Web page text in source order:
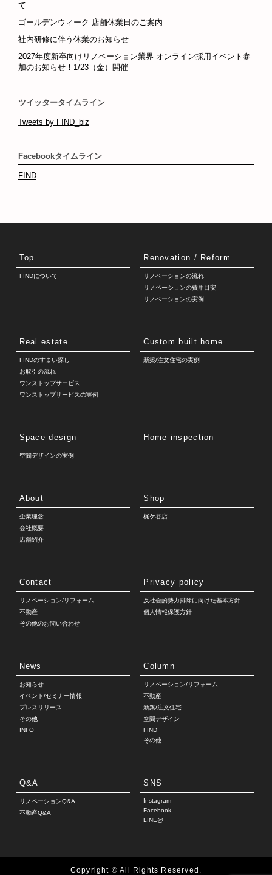
て
ゴールデンウィーク 店舗休業日のご案内
社内研修に伴う休業のお知らせ
2027年度新卒向けリノベーション業界 オンライン採用イベント参
加のお知らせ！1/23（金）開催
ツイッタータイムライン
Tweets by FIND_biz
Facebookタイムライン
FIND
Top
FINDについて
Renovation / Reform
リノベーションの流れ
リノベーションの費用目安
リノベーションの実例
Real estate
FINDのすまい探し
お取引の流れ
ワンストップサービス
ワンストップサービスの実例
Custom built home
新築/注文住宅の実例
Space design
空間デザインの実例
Home inspection
About
企業理念
会社概要
店舗紹介
Shop
梶ケ谷店
Contact
リノベーション/リフォーム
不動産
その他のお問い合わせ
Privacy policy
反社会的勢力排除に向けた基本方針
個人情報保護方針
News
お知らせ
イベント/セミナー情報
プレスリリース
その他
INFO
Column
リノベーション/リフォーム
不動産
新築/注文住宅
空間デザイン
FIND
その他
Q&A
リノベーションQ&A
不動産Q&A
SNS
Instagram
Facebook
LINE@
Copyright © All Rights Reserved.